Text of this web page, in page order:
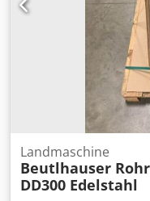
Landmaschine
Beutlhauser
DD300 Edelstahl